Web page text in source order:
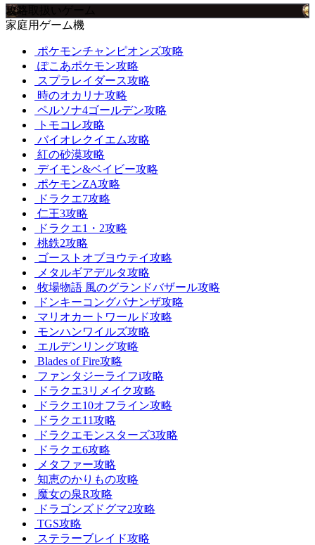
攻略取扱いゲーム
家庭用ゲーム機
ポケモンチャンピオンズ攻略
ぽこあポケモン攻略
スプラレイダース攻略
時のオカリナ攻略
ペルソナ4ゴールデン攻略
トモコレ攻略
バイオレクイエム攻略
紅の砂漠攻略
デイモン&ベイビー攻略
ポケモンZA攻略
ドラクエ7攻略
仁王3攻略
ドラクエ1・2攻略
桃鉄2攻略
ゴーストオブヨウテイ攻略
メタルギアデルタ攻略
牧場物語 風のグランドバザール攻略
ドンキーコングバナンザ攻略
マリオカートワールド攻略
モンハンワイルズ攻略
エルデンリング攻略
Blades of Fire攻略
ファンタジーライフi攻略
ドラクエ3リメイク攻略
ドラクエ10オフライン攻略
ドラクエ11攻略
ドラクエモンスターズ3攻略
ドラクエ6攻略
メタファー攻略
知恵のかりもの攻略
魔女の泉R攻略
ドラゴンズドグマ2攻略
TGS攻略
ステラーブレイド攻略